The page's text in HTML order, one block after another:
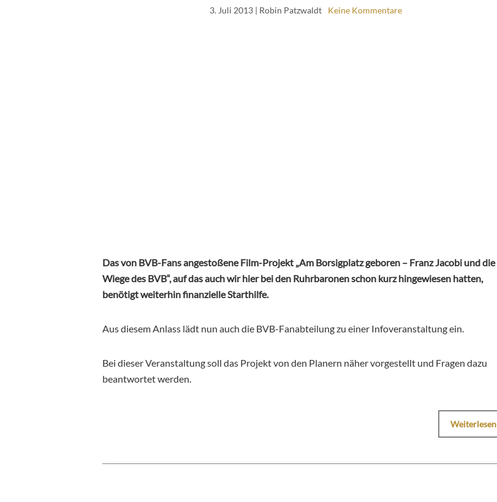
3. Juli 2013| Robin Patzwaldt Keine Kommentare
Das von BVB-Fans angestoßene Film-Projekt „Am Borsigplatz geboren – Franz Jacobi und die
Wiege des BVB“, auf das auch wir hier bei den Ruhrbaronen schon kurz hingewiesen hatten,
benötigt weiterhin finanzielle Starthilfe.
Aus diesem Anlass lädt nun auch die BVB-Fanabteilung zu einer Infoveranstaltung ein.
Bei dieser Veranstaltung soll das Projekt von den Planern näher vorgestellt und Fragen dazu
beantwortet werden.
Weiterlesen